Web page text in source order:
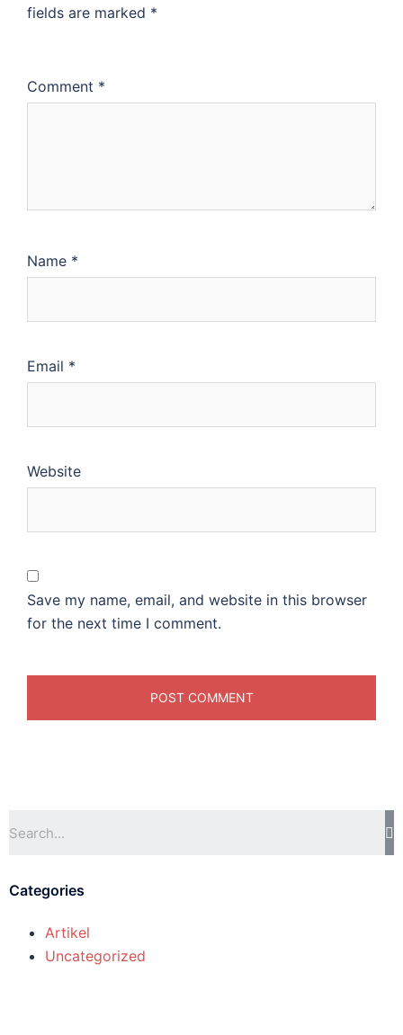
fields are marked *
Comment *
Name *
Email *
Website
Save my name, email, and website in this browser
for the next time I comment.
Categories
Artikel
Uncategorized